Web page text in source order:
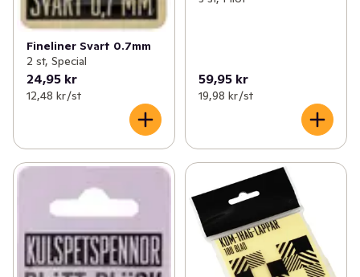
Fineliner Svart 0.7mm
2 st, Special
24,95 kr
12,48 kr /st
59,95 kr
19,98 kr /st